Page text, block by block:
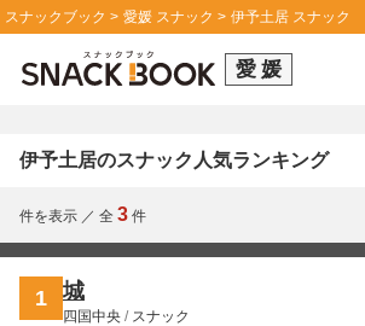
スナックブック 愛媛 スナック 伊予土居 スナック
愛媛
伊予土居のスナック人気ランキング
件を表示 ／ 全 3 件
1 城
四国中央 / スナック